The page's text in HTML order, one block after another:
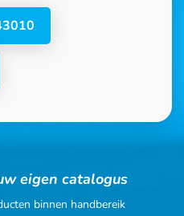
eigen catalogus
binnen handbereik